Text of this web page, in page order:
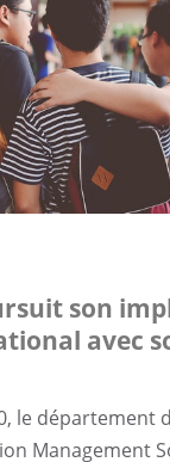
son
avec
le département
Management